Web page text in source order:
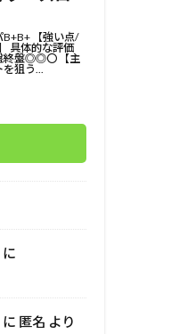
に
に 匿名 より